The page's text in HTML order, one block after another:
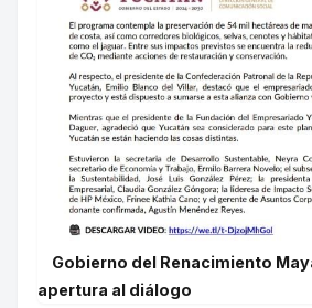
Gobierno del Renacimiento
apertura al diálogo